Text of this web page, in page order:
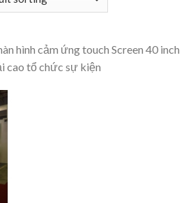
hình cảm ứng touch Screen 40 inch
cao tổ chức sự kiện